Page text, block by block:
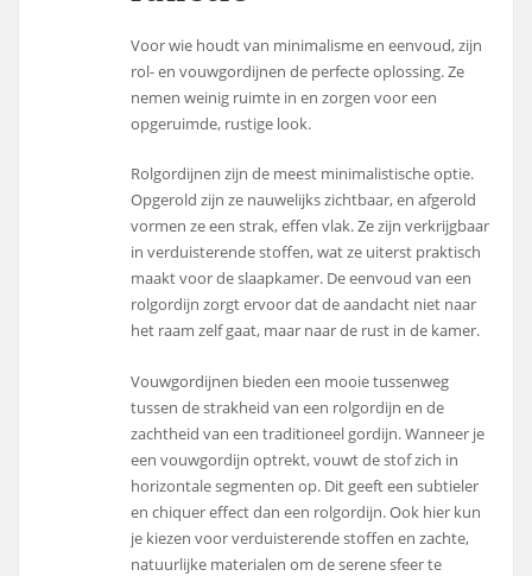
Voor wie houdt van minimalisme en eenvoud, zijn
rol- en vouwgordijnen de perfecte oplossing. Ze
nemen weinig ruimte in en zorgen voor een
opgeruimde, rustige look.
Rolgordijnen zijn de meest minimalistische optie.
Opgerold zijn ze nauwelijks zichtbaar, en afgerold
vormen ze een strak, effen vlak. Ze zijn verkrijgbaar
in verduisterende stoffen, wat ze uiterst praktisch
maakt voor de slaapkamer. De eenvoud van een
rolgordijn zorgt ervoor dat de aandacht niet naar
het raam zelf gaat, maar naar de rust in de kamer.
Vouwgordijnen bieden een mooie tussenweg
tussen de strakheid van een rolgordijn en de
zachtheid van een traditioneel gordijn. Wanneer je
een vouwgordijn optrekt, vouwt de stof zich in
horizontale segmenten op. Dit geeft een subtieler
en chiquer effect dan een rolgordijn. Ook hier kun
je kiezen voor verduisterende stoffen en zachte,
natuurlijke materialen om de serene sfeer te